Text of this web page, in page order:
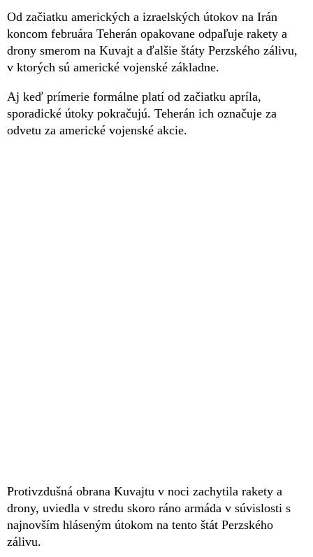
Od začiatku amerických a izraelských útokov na Irán
koncom februára Teherán opakovane odpaľuje rakety a
drony smerom na Kuvajt a ďalšie štáty Perzského zálivu,
v ktorých sú americké vojenské základne.
Aj keď prímerie formálne platí od začiatku apríla,
sporadické útoky pokračujú. Teherán ich označuje za
odvetu za americké vojenské akcie.
Protivzdušná obrana Kuvajtu v noci zachytila rakety a
drony, uviedla v stredu skoro ráno armáda v súvislosti s
najnovším hláseným útokom na tento štát Perzského
zálivu.